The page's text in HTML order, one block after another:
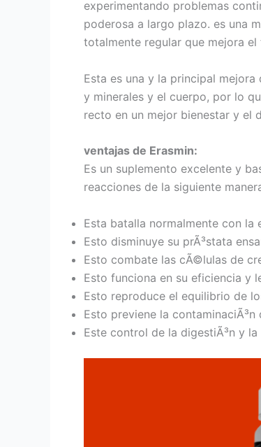
experimentando problemas
poderosa a largo plazo. es una
totalmente regular que mejora
Esta es una y la principal
y minerales y el cuerpo, por lo
recto en un mejor bienestar y el
ventajas de Erasmin:
Es un suplemento excelente y
reacciones de la siguiente
Esta batalla normalmente con la
Esto disminuye su prÃ³stata
Esto combate las cÃ©lulas de
Esto funciona en su eficiencia y
Esto reproduce el equilibrio de
Esto previene la
Este control de la digestiÃ³n y la